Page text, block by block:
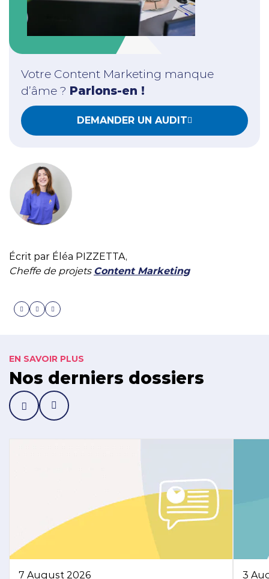
Votre Content Marketing manque
d’âme ? Parlons-en !
DEMANDER UN AUDIT
Écrit par Éléa PIZZETTA,
Cheffe de projets Content Marketing
EN SAVOIR PLUS
Nos derniers dossiers
7 August 2026 3